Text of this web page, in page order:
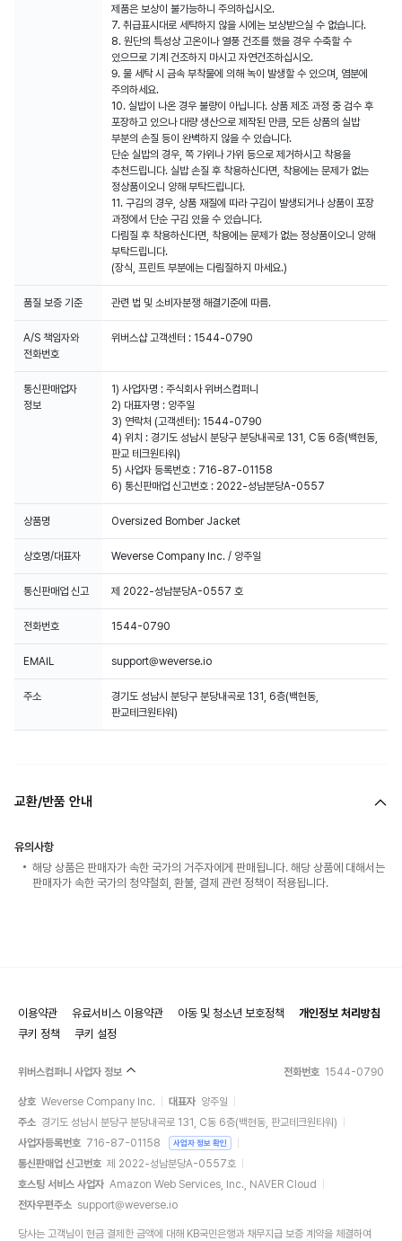
제품은 보상이 불가능하니 주의하십시오.
7. 취급표시대로 세탁하지 않을 시에는 보상받으실 수 없습니다.
8. 원단의 특성상 고온이나 열풍 건조를 했을 경우 수축할 수
있으므로 기계 건조하지 마시고 자연건조하십시오.
9. 물 세탁 시 금속 부착물에 의해 녹이 발생할 수 있으며, 염분에
주의하세요.
10. 실밥이 나온 경우 불량이 아닙니다. 상품 제조 과정 중 검수 후
포장하고 있으나 대량 생산으로 제작된 만큼, 모든 상품의 실밥
부분의 손질 등이 완벽하지 않을 수 있습니다.
단순 실밥의 경우, 쪽 가위나 가위 등으로 제거하시고 착용을
추천드립니다. 실밥 손질 후 착용하신다면, 착용에는 문제가 없는
정상품이오니 양해 부탁드립니다.
11. 구김의 경우, 상품 재질에 따라 구김이 발생되거나 상품이 포장
과정에서 단순 구김 있을 수 있습니다.
다림질 후 착용하신다면, 착용에는 문제가 없는 정상품이오니 양해
부탁드립니다.
(장식, 프린트 부분에는 다림질하지 마세요.)
품질 보증 기준 관련 법 및 소비자분쟁 해결기준에 따름.
A/S 책임자와
전화번호
위버스샵 고객센터 : 1544-0790
통신판매업자
정보
1) 사업자명 : 주식회사 위버스컴퍼니
2) 대표자명 : 양주일
3) 연락처 (고객센터): 1544-0790
4) 위치 : 경기도 성남시 분당구 분당내곡로 131, C동 6층(백현동,
판교 테크원타워)
5) 사업자 등록번호 : 716-87-01158
6) 통신판매업 신고번호 : 2022-성남분당A-0557
상품명 Oversized Bomber Jacket
상호명/대표자 Weverse Company Inc. / 양주일
통신판매업 신고 제 2022-성남분당A-0557 호
전화번호 1544-0790
EMAIL support@weverse.io
주소
경기도 성남시 분당구 분당내곡로 131, 6층(백현동,
판교테크원타워)
교환/반품 안내
유의사항
해당 상품은 판매자가 속한 국가의 거주자에게 판매됩니다. 해당 상품에 대해서는
판매자가 속한 국가의 청약철회, 환불, 결제 관련 정책이 적용됩니다.
이용약관 유료서비스 이용약관 아동 및 청소년 보호정책
개인정보 처리방침
쿠키 정책
쿠키 설정
위버스컴퍼니 사업자 정보 전화번호 1544-0790
상호 Weverse Company Inc. 대표자 양주일
주소 경기도 성남시 분당구 분당내곡로 131, C동 6층(백현동, 판교테크원타워)
사업자등록번호 716-87-01158 사업자 정보 확인
통신판매업 신고번호 제 2022-성남분당A-0557호
호스팅 서비스 사업자 Amazon Web Services, Inc., NAVER Cloud
전자우편주소 support@weverse.io
당사는 고객님이 현금 결제한 금액에 대해 KB국민은행과 채무지급 보증 계약을 체결하여